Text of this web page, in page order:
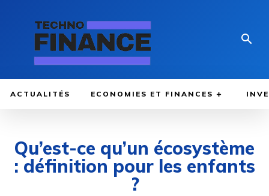
ACTUALITÉS ECONOMIES ET FINANCES
Qu’est-ce qu’un écosystème
: définition pour les enfants
?